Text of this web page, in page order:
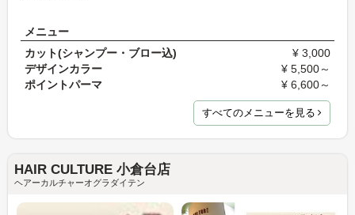
メニュー
カット(シャンプー・ブロー込)
¥ 3,000
デザインカラー
¥ 5,500～
ポイントパーマ
¥ 6,600～
すべてのメニューを見る
HAIR CULTURE 小倉台店
ヘアーカルチャーオグラダイテン